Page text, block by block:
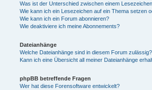
Was ist der Unterschied zwischen einem
Wie kann ich ein Lesezeichen auf ein Thema setzen
Wie kann ich ein Forum abonnieren?
Wie deaktiviere ich meine Abonnements?
Dateianhänge
Welche Dateianhänge sind in diesem Forum zulässig?
Kann ich eine Übersicht all meiner Dateianhänge
phpBB betreffende Fragen
Wer hat diese Forensoftware entwickelt?